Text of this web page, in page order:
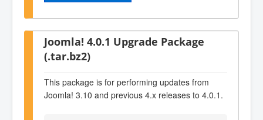
Joomla! 4.0.1 Upgrade Package
(.tar.bz2)
This package is for performing updates from
Joomla! 3.10 and previous 4.x releases to 4.0.1.